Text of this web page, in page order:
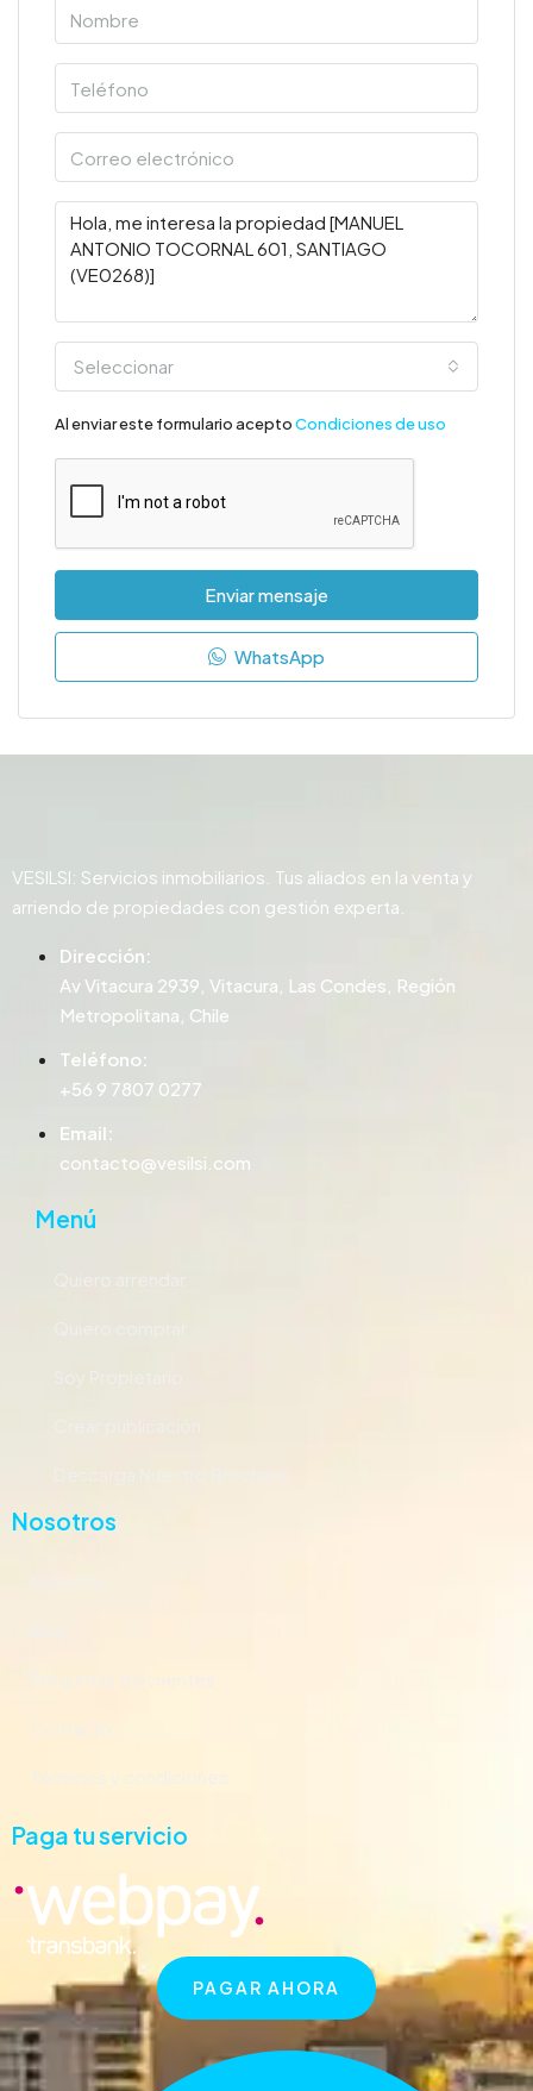
Seleccionar
Al enviar este formulario aceptoCondiciones de uso
Enviar mensaje
WhatsApp
VESILSI: Servicios inmobiliarios. Tus aliados en la venta y
arriendo de propiedades con gestión experta.
Dirección:
Av Vitacura 2939, Vitacura, Las Condes, Región
Metropolitana, Chile
Teléfono:
+56 9 7807 0277
Email:
contacto@vesilsi.com
Menú
Quiero arrendar
Quiero comprar
Soy Propietario
Crear publicación
Descarga Nuestro Brochure
Nosotros
Preguntas frecuentes
Contacto
Términos y condiciones
Paga tu servicio
PAGAR AHORA